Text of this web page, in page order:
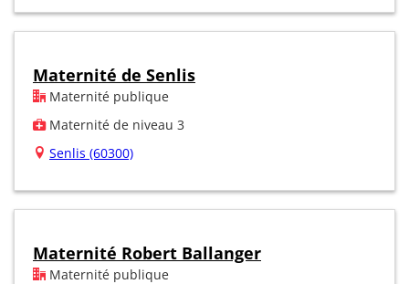
Maternité de Senlis
Maternité publique
Maternité de niveau 3
Senlis (60300)
Maternité Robert Ballanger
Maternité publique